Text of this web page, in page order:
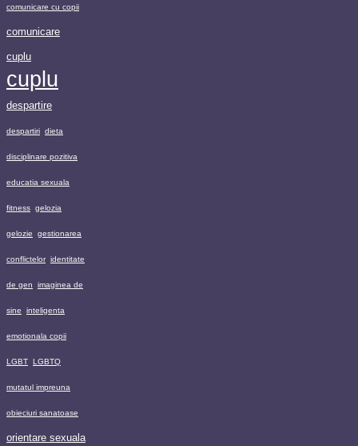
comunicare cu copii
comunicare
cuplu
cuplu
despartire
despartiri dieta
disciplinare pozitiva
educatia sexuala
fitness gelozia
gelozie gestionarea
conflictelor identitate
de gen imaginea de
sine inteligenta
emotionala copii
LGBT LGBTQ
mutatul impreuna
obieciuri sanatoase
orientare sexuala